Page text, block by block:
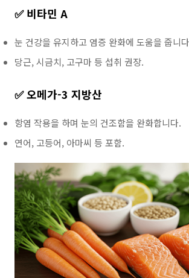
✅ 비타민 A
눈 건강을 유지하고 염증 완화에 도움을 줍니
당근, 시금치, 고구마 등 섭취 권장.
✅ 오메가-3 지방산
항염 작용을 하며 눈의 건조함을 완화합니다.
연어, 고등어, 아마씨 등 포함.